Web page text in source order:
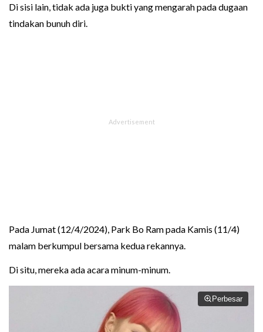
Di sisi lain, tidak ada juga bukti yang mengarah pada dugaan
tindakan bunuh diri.
Pada Jumat (12/4/2024), Park Bo Ram pada Kamis (11/4)
malam berkumpul bersama kedua rekannya.
Di situ, mereka ada acara minum-minum.
Perbesar